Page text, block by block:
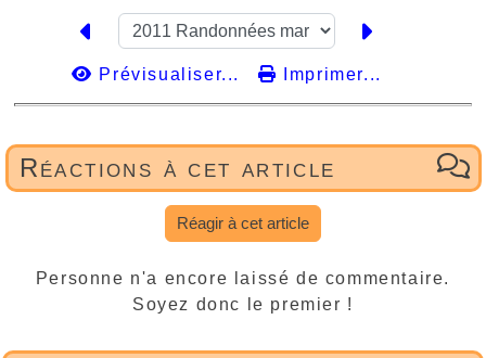
Prévisualiser... Imprimer...
Réactions à cet article
Réagir à cet article
Personne n'a encore laissé de commentaire.
Soyez donc le premier !